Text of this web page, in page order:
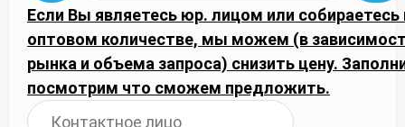
Если Вы являетесь юр. лицом или собираетесь
оптовом количестве, мы можем (в
рынка и объема запроса) снизить цену.
посмотрим что сможем предложить.